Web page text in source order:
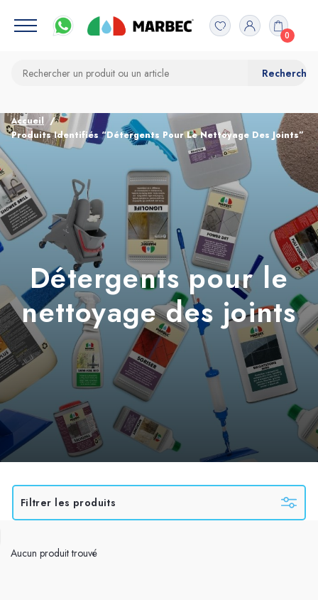
0
Accueil
Produits Identifiés “Détergents Pour Le Nettoyage Des Joints”
Détergents pour le
nettoyage des joints
Filtrer les produits
Aucun produit trouvé